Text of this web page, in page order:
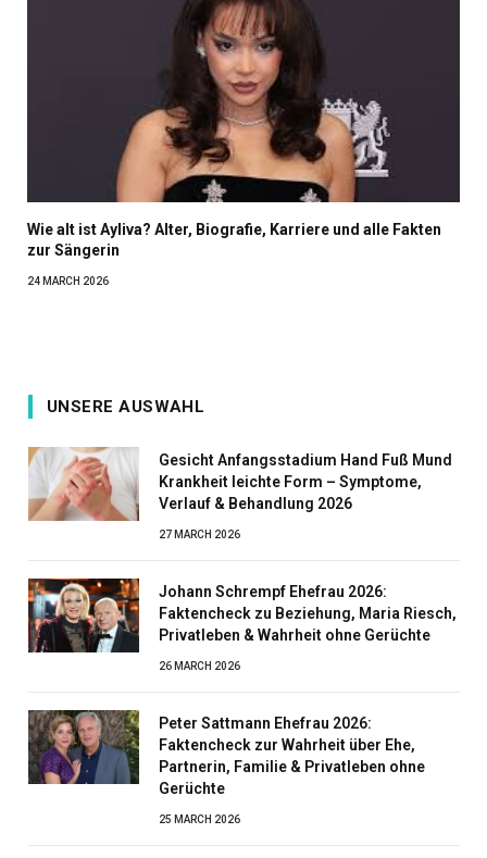
Wie alt ist Ayliva? Alter, Biografie, Karriere und alle Fakten
zur Sängerin
24 MARCH 2026
UNSERE AUSWAHL
Gesicht Anfangsstadium Hand Fuß Mund
Krankheit leichte Form – Symptome,
Verlauf & Behandlung 2026
27 MARCH 2026
Johann Schrempf Ehefrau 2026:
Faktencheck zu Beziehung, Maria Riesch,
Privatleben & Wahrheit ohne Gerüchte
26 MARCH 2026
Peter Sattmann Ehefrau 2026:
Faktencheck zur Wahrheit über Ehe,
Partnerin, Familie & Privatleben ohne
Gerüchte
25 MARCH 2026